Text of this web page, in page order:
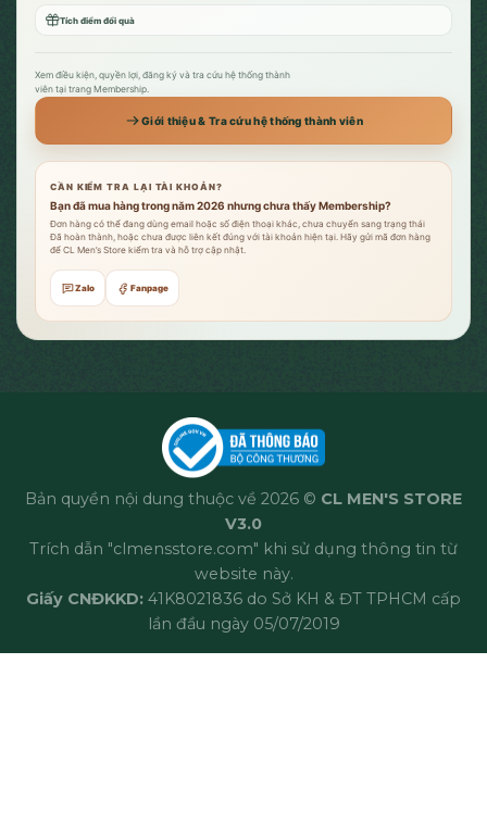
Tích điểm đổi quà
Xem điều kiện, quyền lợi, đăng ký và tra cứu hệ thống thành
viên tại trang Membership.
Giới thiệu & Tra cứu hệ thống thành viên
CẦN KIỂM TRA LẠI TÀI KHOẢN?
Bạn đã mua hàng trong năm 2026 nhưng chưa thấy Membership?
Đơn hàng có thể đang dùng email hoặc số điện thoại khác, chưa chuyển sang trạng thái
Đã hoàn thành, hoặc chưa được liên kết đúng với tài khoản hiện tại. Hãy gửi mã đơn hàng
để CL Men’s Store kiểm tra và hỗ trợ cập nhật.
Zalo Fanpage
Bản quyền nội dung thuộc về 2026 © CL MEN'S STORE
V3.0
Trích dẫn "clmensstore.com" khi sử dụng thông tin từ
website này.
Giấy CNĐKKD: 41K8021836 do Sở KH & ĐT TPHCM cấp
lần đầu ngày 05/07/2019